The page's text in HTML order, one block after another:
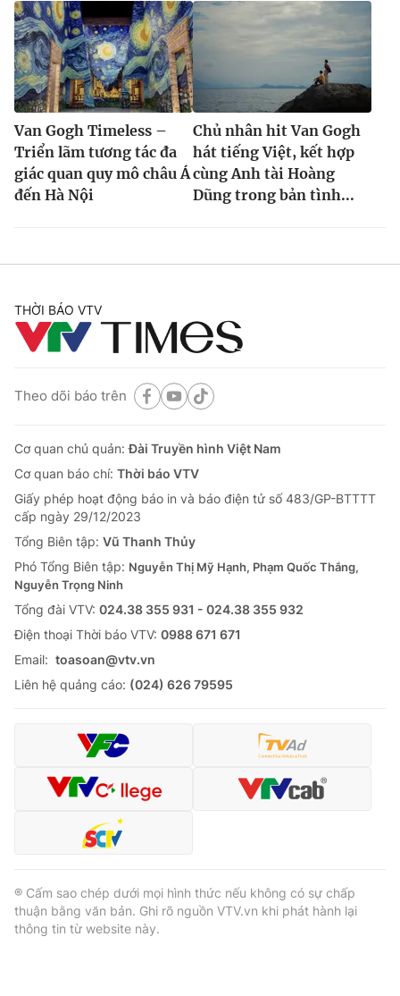
Van Gogh Timeless –
Triển lãm tương tác đa
giác quan quy mô châu Á
đến Hà Nội
Chủ nhân hit Van Gogh
hát tiếng Việt, kết hợp
cùng Anh tài Hoàng
Dũng trong bản tình...
THỜI BÁO VTV
Theo dõi báo trên
Cơ quan chủ quản:Đài Truyền hình Việt Nam
Cơ quan báo chí: Thời báo VTV
Giấy phép hoạt động báo in và báo điện tử số 483/GP-BTTTT
cấp ngày 29/12/2023
Tổng Biên tập: Vũ Thanh Thủy
Phó Tổng Biên tập: Nguyễn Thị Mỹ Hạnh, Phạm Quốc Thắng,
Nguyễn Trọng Ninh
Tổng đài VTV: 024.38 355 931 - 024.38 355 932
Ðiện thoại Thời báo VTV: 0988 671 671
Email: toasoan@vtv.vn
Liên hệ quảng cáo: (024) 626 79595
® Cấm sao chép dưới mọi hình thức nếu không có sự chấp
thuận bằng văn bản. Ghi rõ nguồn VTV.vn khi phát hành lại
thông tin từ website này.